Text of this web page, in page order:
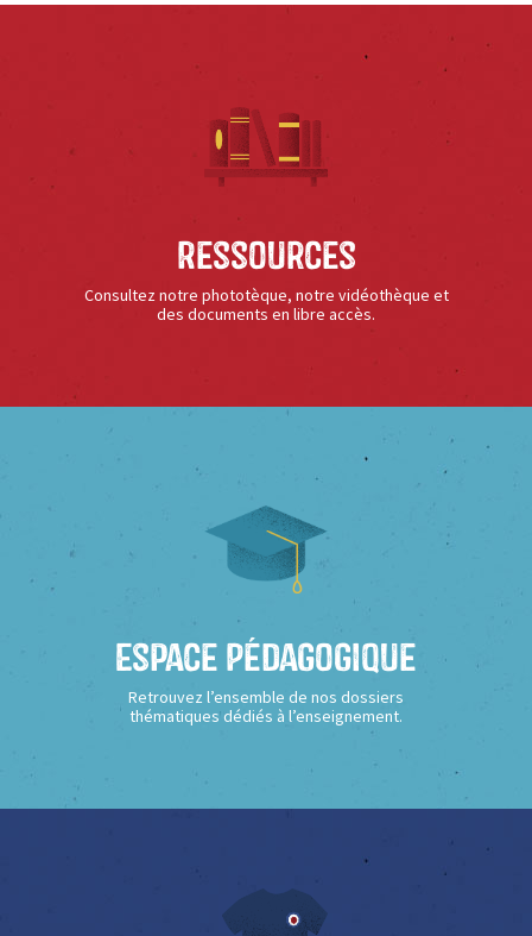
Ressources
Consultez notre phototèque, notre vidéothèque et
des documents en libre accès.
Espace Pédagogique
Retrouvez l’ensemble de nos dossiers
thématiques dédiés à l’enseignement.